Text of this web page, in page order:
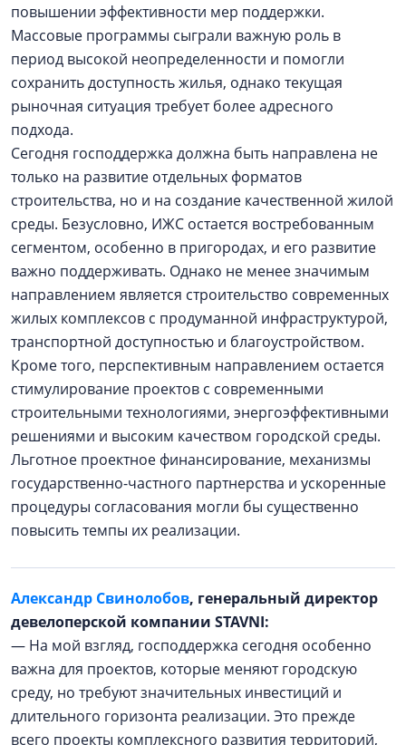
повышении эффективности мер поддержки.
Массовые программы сыграли важную роль в
период высокой неопределенности и помогли
сохранить доступность жилья, однако текущая
рыночная ситуация требует более адресного
подхода.
Сегодня господдержка должна быть направлена не
только на развитие отдельных форматов
строительства, но и на создание качественной жилой
среды. Безусловно, ИЖС остается востребованным
сегментом, особенно в пригородах, и его развитие
важно поддерживать. Однако не менее значимым
направлением является строительство современных
жилых комплексов с продуманной инфраструктурой,
транспортной доступностью и благоустройством.
Кроме того, перспективным направлением остается
стимулирование проектов с современными
строительными технологиями, энергоэффективными
решениями и высоким качеством городской среды.
Льготное проектное финансирование, механизмы
государственно-частного партнерства и ускоренные
процедуры согласования могли бы существенно
повысить темпы их реализации.
Александр Свинолобов, генеральный директор
девелоперской компании STAVNI:
— На мой взгляд, господдержка сегодня особенно
важна для проектов, которые меняют городскую
среду, но требуют значительных инвестиций и
длительного горизонта реализации. Это прежде
всего проекты комплексного развития территорий,